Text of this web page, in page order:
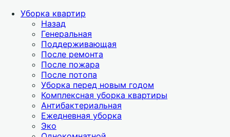
Уборка квартир
Назад
Генеральная
Поддерживающая
После ремонта
После пожара
После потопа
Уборка перед новым годом
Комплексная уборка квартиры
Антибактериальная
Ежедневная уборка
Эко